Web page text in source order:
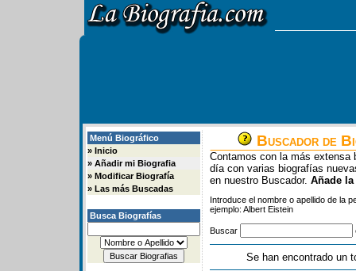
Menú Biográfico
» Inicio
» Añadir mi Biografia
» Modificar Biografía
» Las más Buscadas
Busca Biografías
Buscador de
Contamos con la más extensa
día con varias biografías
en nuestro Buscador. Añade
Introduce el nombre o apellido de la
ejemplo: Albert Eistein
Buscar
Se han encontrado un